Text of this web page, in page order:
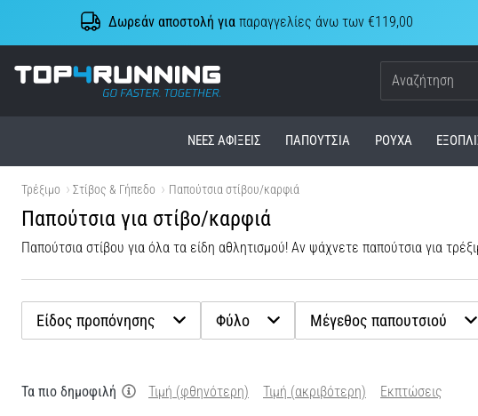
Δωρεάν αποστολή γιαπαραγγελίες άνω των €119,00
Top4Running.cy
ΝΈΕΣ ΑΦΊΞΕΙΣ ΠΑΠΟΎΤΣΙΑ ΡΟΎΧΑ
Τρέξιμο Στίβος & Γήπεδο Παπούτσια στίβου/καρφιά
Παπούτσια για στίβο/καρφιά
Παπούτσια στίβου για όλα τα είδη αθλητισμού! Αν ψάχνετε παπούτσια για
Είδος προπόνησης Φύλο Μέγεθος παπουτσιού
Τα πιο δημοφιλή Τιμή (φθηνότερη) Τιμή (ακριβότερη) Εκπτώσεις